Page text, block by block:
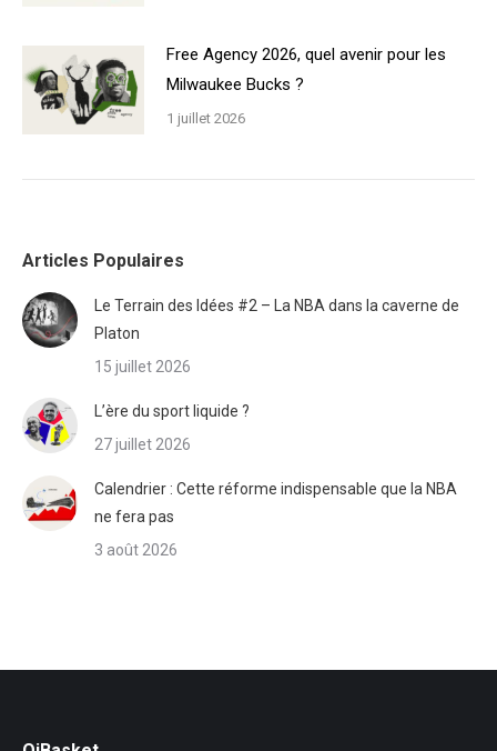
Free Agency 2026, quel avenir pour les
Milwaukee Bucks ?
1 juillet 2026
Articles Populaires
Le Terrain des Idées #2 – La NBA dans la caverne de
Platon
15 juillet 2026
L’ère du sport liquide ?
27 juillet 2026
Calendrier : Cette réforme indispensable que la NBA
ne fera pas
3 août 2026